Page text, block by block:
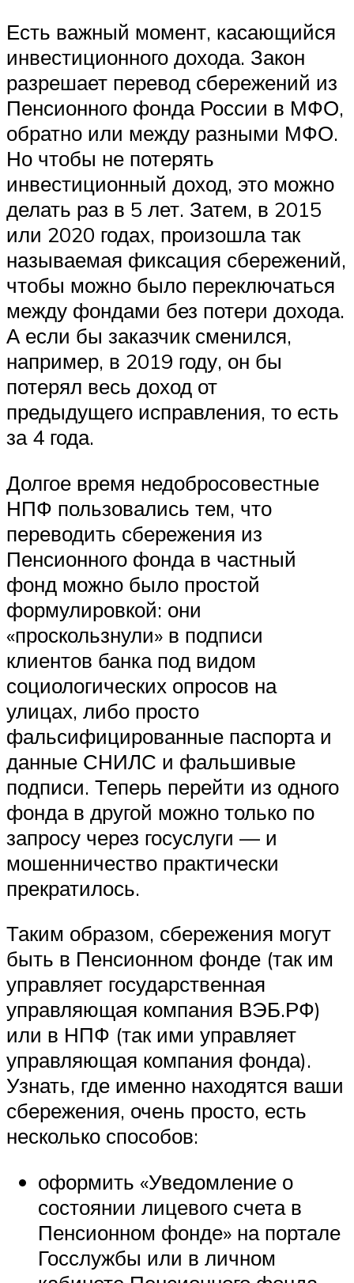
Есть важный момент, касающийся
инвестиционного дохода. Закон
разрешает перевод сбережений из
Пенсионного фонда России в МФО,
обратно или между разными МФО.
Но чтобы не потерять
инвестиционный доход, это можно
делать раз в 5 лет. Затем, в 2015
или 2020 годах, произошла так
называемая фиксация сбережений,
чтобы можно было переключаться
между фондами без потери дохода.
А если бы заказчик сменился,
например, в 2019 году, он бы
потерял весь доход от
предыдущего исправления, то есть
за 4 года.
Долгое время недобросовестные
НПФ пользовались тем, что
переводить сбережения из
Пенсионного фонда в частный
фонд можно было простой
формулировкой: они
«проскользнули» в подписи
клиентов банка под видом
социологических опросов на
улицах, либо просто
фальсифицированные паспорта и
данные СНИЛС и фальшивые
подписи. Теперь перейти из одного
фонда в другой можно только по
запросу через госуслуги — и
мошенничество практически
прекратилось.
Таким образом, сбережения могут
быть в Пенсионном фонде (так им
управляет государственная
управляющая компания ВЭБ.РФ)
или в НПФ (так ими управляет
управляющая компания фонда).
Узнать, где именно находятся ваши
сбережения, очень просто, есть
несколько способов:
оформить «Уведомление о
состоянии лицевого счета в
Пенсионном фонде» на портале
Госслужбы или в личном